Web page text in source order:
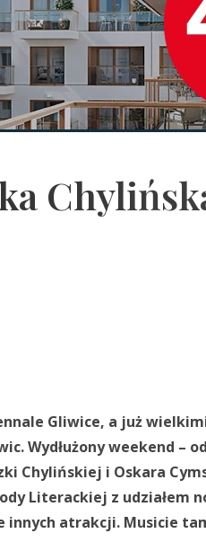
Gliwice, a już
Wydłużony weekend –
Chylińskiej i Oskara
Literackiej z udziałem
innych atrakcji. Musicie